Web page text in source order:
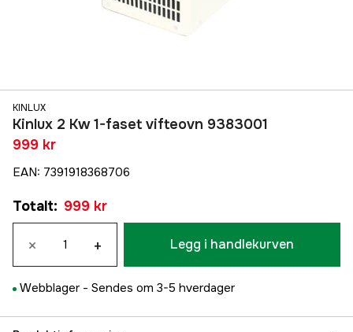
KINLUX
Kinlux 2 Kw 1-faset vifteovn 9383001
999 kr
EAN: 7391918368706
Totalt: 999 kr
× + Legg i handlekurven
Webblager - Sendes om 3-5 hverdager